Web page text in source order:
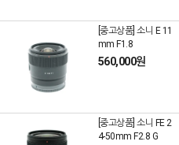
[중고상품] 소니 E 11
mm F1.8
560,000원
[중고상품] 소니 FE 2
4-50mm F2.8 G